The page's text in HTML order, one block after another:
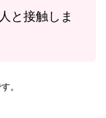
と接触しま
。